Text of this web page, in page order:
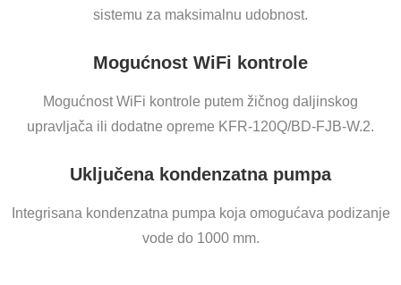
sistemu za maksimalnu udobnost.
Mogućnost WiFi kontrole
Mogućnost WiFi kontrole putem žičnog daljinskog
upravljača ili dodatne opreme KFR-120Q/BD-FJB-W.2.
Uključena kondenzatna pumpa
Integrisana kondenzatna pumpa koja omogućava podizanje
vode do 1000 mm.